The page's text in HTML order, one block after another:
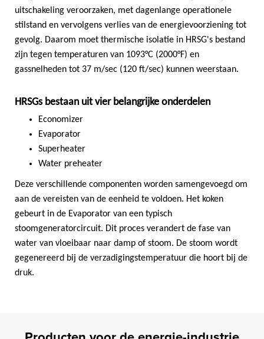
uitschakeling veroorzaken, met dagenlange operationele
stilstand en vervolgens verlies van de energievoorziening tot
gevolg. Daarom moet thermische isolatie in HRSG's bestand
zijn tegen temperaturen van 1093°C (2000°F) en
gassnelheden tot 37 m/sec (120 ft/sec) kunnen weerstaan.
HRSGs bestaan uit vier belangrijke onderdelen
Economizer
Evaporator
Superheater
Water preheater
Deze verschillende componenten worden samengevoegd om
aan de vereisten van de eenheid te voldoen. Het koken
gebeurt in de Evaporator van een typisch
stoomgeneratorcircuit. Dit proces verandert de fase van
water van vloeibaar naar damp of stoom. De stoom wordt
gegenereerd bij de verzadigingstemperatuur die hoort bij de
druk.